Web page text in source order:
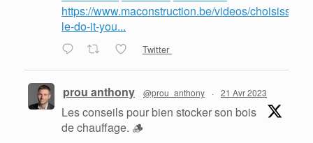
https://www.maconstruction.be/videos/choisissez-
le-do-it-you...
Twitter
prou anthony @prou_anthony · 21 Avr 2023
Les conseils pour bien stocker son bois
de chauffage. 🪵